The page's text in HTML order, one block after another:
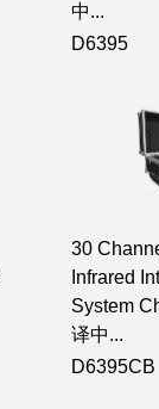
中...
D6395
30
Infrared
System
译中...
D6395CB